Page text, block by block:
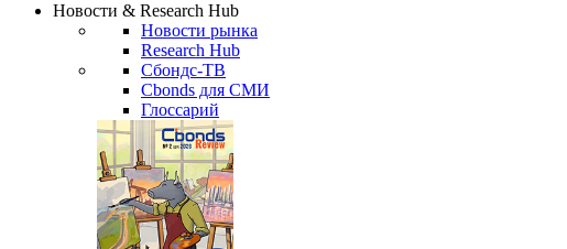
Новости & Research Hub
Новости рынка
Research Hub
Сбондс-ТВ
Cbonds для СМИ
Глоссарий